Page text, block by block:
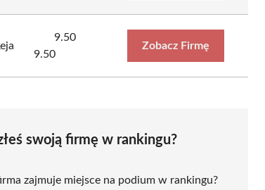
9.50
9.50
Zobacz Firmę
swoją firmę w rankingu?
zajmuje miejsce na podium w rankingu?